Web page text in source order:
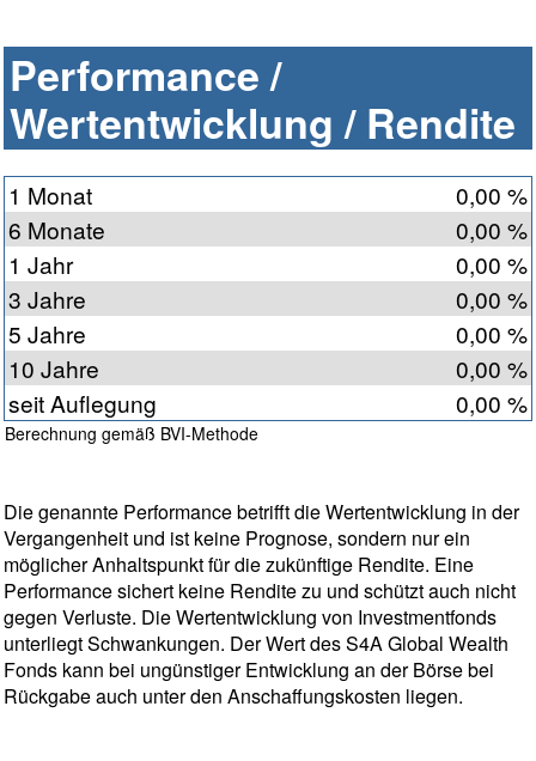
Performance /
Wertentwicklung / Rendite
1 Monat
0,00 %
6 Monate
0,00 %
1 Jahr
0,00 %
3 Jahre
0,00 %
5 Jahre
0,00 %
10 Jahre
0,00 %
seit Auflegung
0,00 %
Berechnung gemäß BVI-Methode
Die genannte Performance betrifft die Wertentwicklung in der
Vergangenheit und ist keine Prognose, sondern nur ein
möglicher Anhaltspunkt für die zukünftige Rendite. Eine
Performance sichert keine Rendite zu und schützt auch nicht
gegen Verluste. Die Wertentwicklung von Investmentfonds
unterliegt Schwankungen. Der Wert des S4A Global Wealth
Fonds kann bei ungünstiger Entwicklung an der Börse bei
Rückgabe auch unter den Anschaffungskosten liegen.